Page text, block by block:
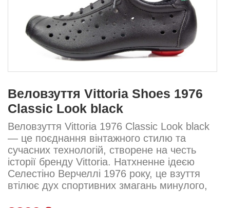
Веловзуття Vittoria Shoes 1976
Classic Look black
Веловзуття Vittoria 1976 Classic Look black
— це поєднання вінтажного стилю та
сучасних технологій, створене на честь
історії бренду Vittoria. Натхненне ідеєю
Селестіно Верчеллі 1976 року, це взуття
втілює дух спортивних змагань минулого,